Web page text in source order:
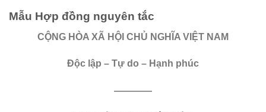
Mẫu Hợp đồng nguyên tắc
CỘNG HÒA XÃ HỘI CHỦ NGHĨA VIỆT NAM
Độc lập – Tự do – Hạnh phúc
————